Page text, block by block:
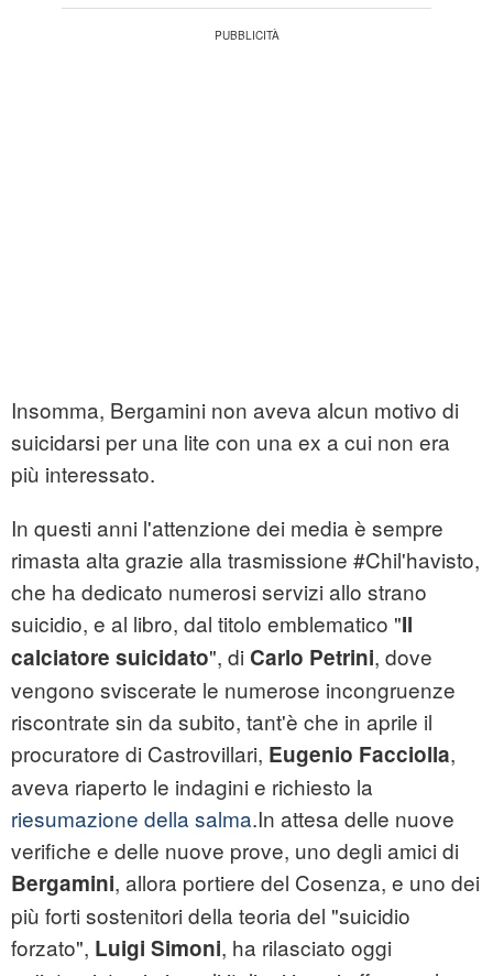
Insomma, Bergamini non aveva alcun motivo di
suicidarsi per una lite con una ex a cui non era
più interessato.
In questi anni l'attenzione dei media è sempre
rimasta alta grazie alla trasmissione #Chil'havisto,
che ha dedicato numerosi servizi allo strano
suicidio, e al libro, dal titolo emblematico "Il
calciatore suicidato", di Carlo Petrini, dove
vengono sviscerate le numerose incongruenze
riscontrate sin da subito, tant'è che in aprile il
procuratore di Castrovillari, Eugenio Facciolla,
aveva riaperto le indagini e richiesto la
riesumazione della salma.In attesa delle nuove
verifiche e delle nuove prove, uno degli amici di
Bergamini, allora portiere del Cosenza, e uno dei
più forti sostenitori della teoria del "suicidio
forzato", Luigi Simoni, ha rilasciato oggi